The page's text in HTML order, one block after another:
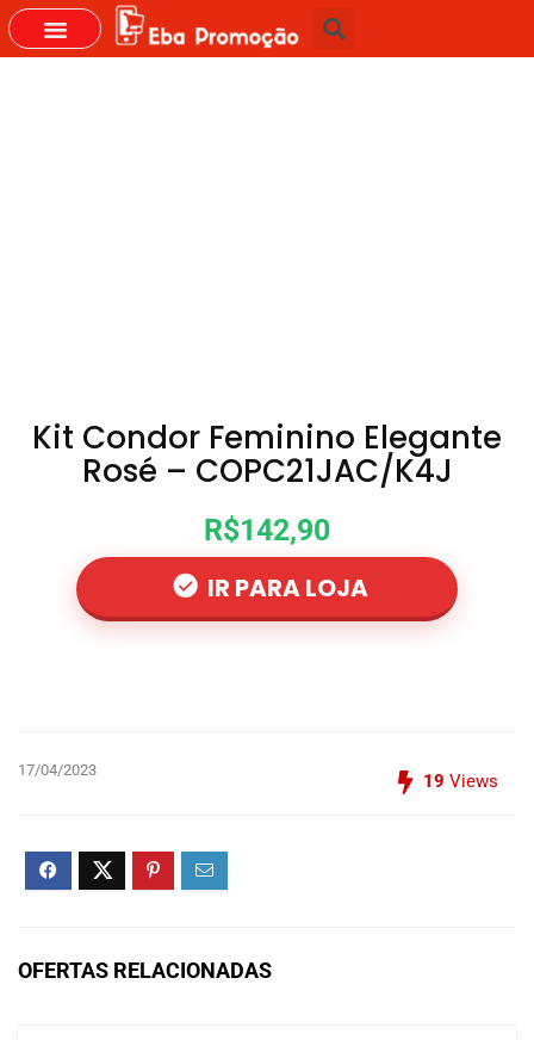
Kit Condor Feminino Elegante
Rosé – COPC21JAC/K4J
R$142,90
IR PARA LOJA
17/04/2023
19 Views
OFERTAS RELACIONADAS